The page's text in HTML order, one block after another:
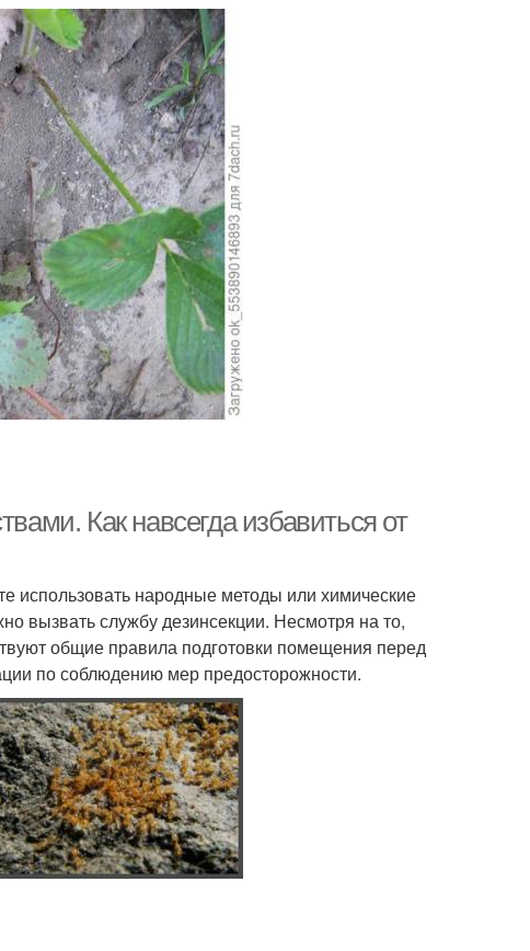
Как навсегда избавиться от
народные методы или химические
вызвать службу дезинсекции. Несмотря на то,
общие правила подготовки помещения перед
по соблюдению мер предосторожности.